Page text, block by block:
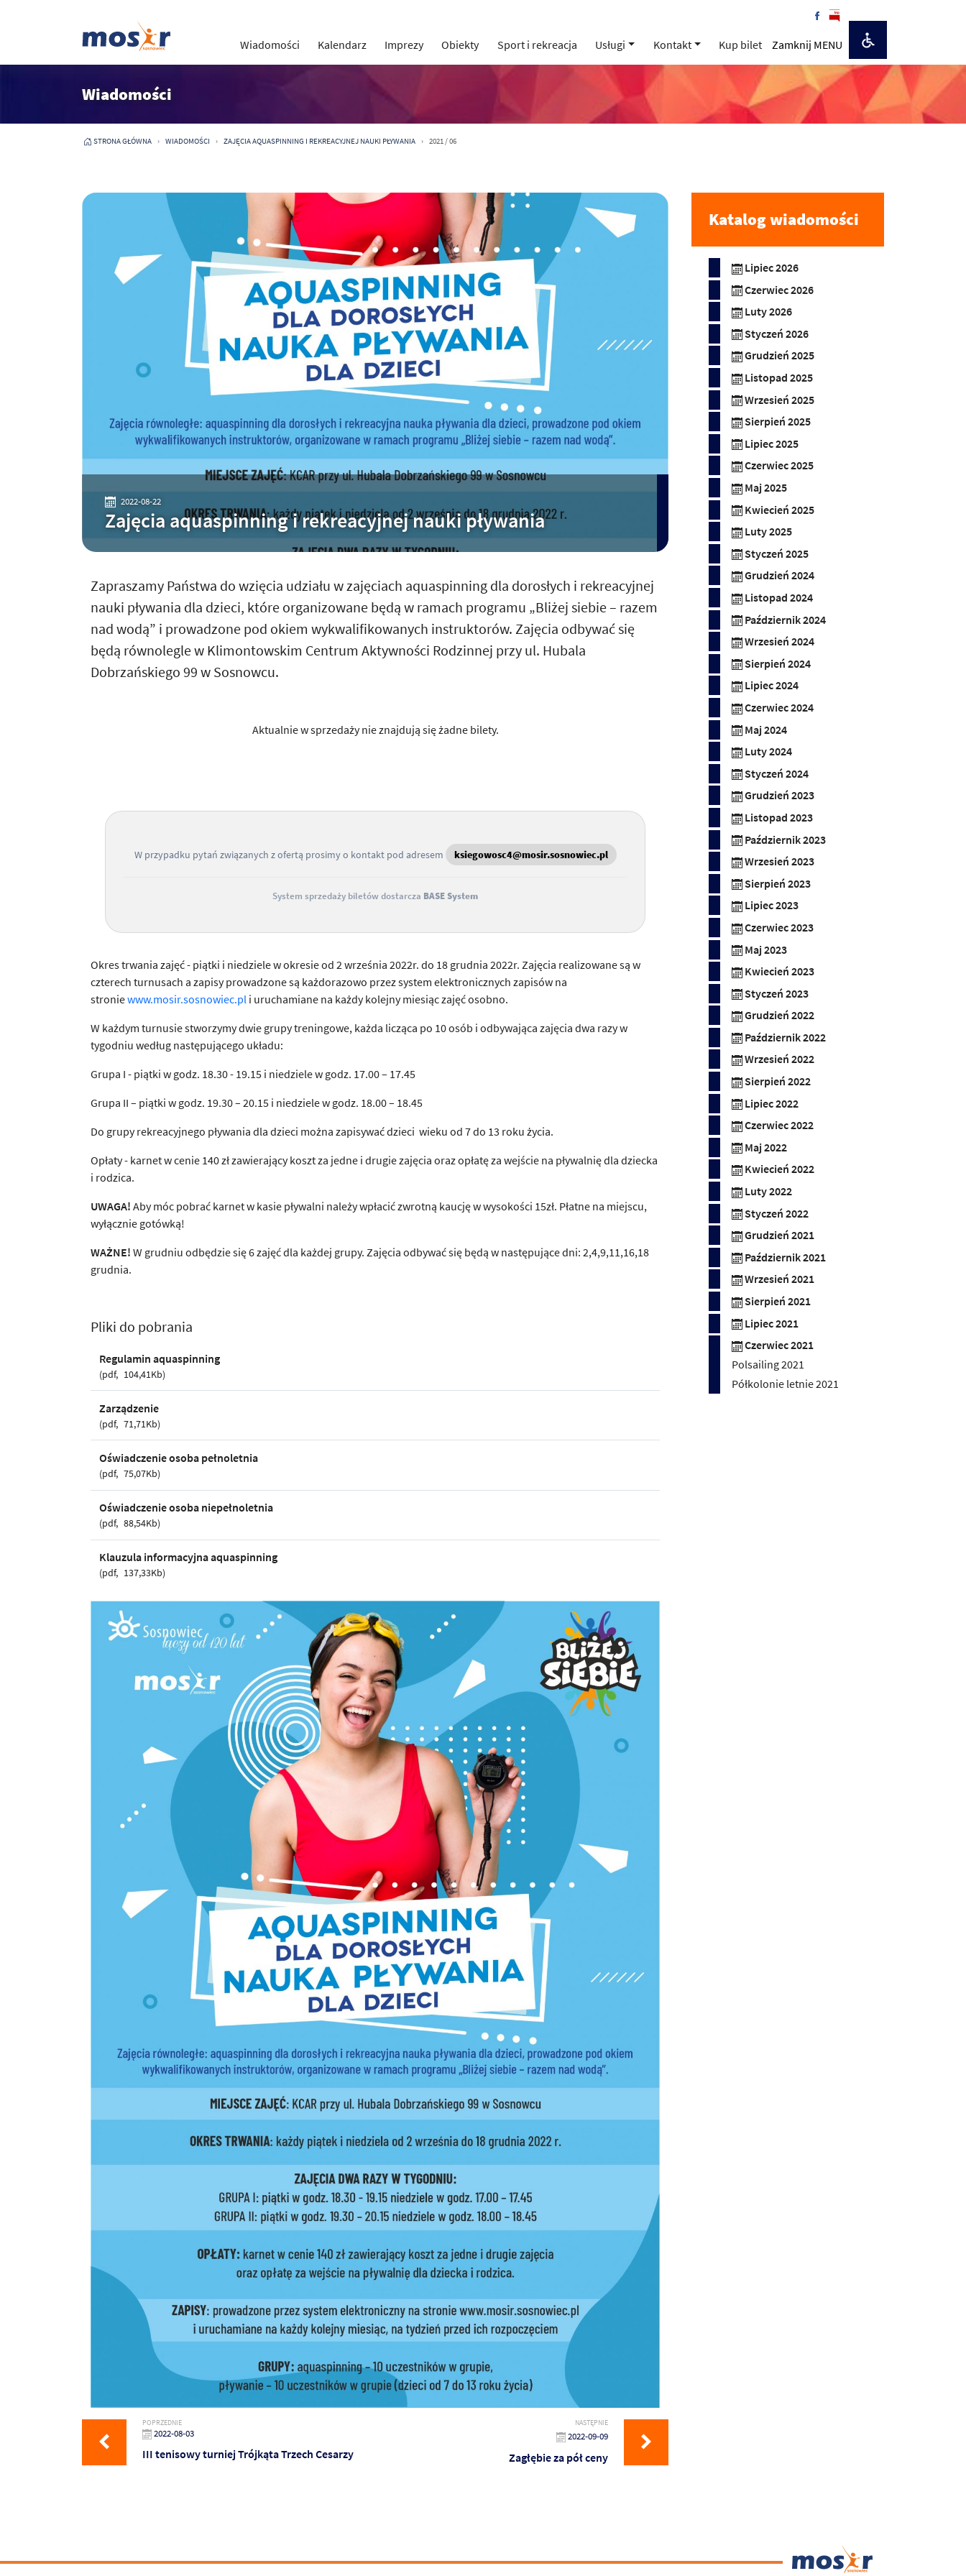
Wiadomości Kalendarz Imprezy Obiekty Sport i rekreacja Usługi Kontakt Kup bilet Zamknij MENU
Wiadomości
STRONA GŁÓWNA WIADOMOŚCI ZAJĘCIA AQUASPINNING I REKREACYJNEJ NAUKI PŁYWANIA 2021 / 06
2022-08-22
Zajęcia aquaspinning i rekreacyjnej nauki pływania
Zapraszamy Państwa do wzięcia udziału w zajęciach aquaspinning dla dorosłych i rekreacyjnej
nauki pływania dla dzieci, które organizowane będą w ramach programu „Bliżej siebie – razem
nad wodą” i prowadzone pod okiem wykwalifikowanych instruktorów. Zajęcia odbywać się
będą równolegle w Klimontowskim Centrum Aktywności Rodzinnej przy ul. Hubala
Dobrzańskiego 99 w Sosnowcu.
Aktualnie w sprzedaży nie znajdują się żadne bilety.
W przypadku pytań związanych z ofertą prosimy o kontakt pod adresem ksiegowosc4@mosir.sosnowiec.pl
System sprzedaży biletów dostarcza BASE System
Okres trwania zajęć - piątki i niedziele w okresie od 2 września 2022r. do 18 grudnia 2022r. Zajęcia realizowane są w
czterech turnusach a zapisy prowadzone są każdorazowo przez system elektronicznych zapisów na
stroniewww.mosir.sosnowiec.pl i uruchamiane na każdy kolejny miesiąc zajęć osobno.
W każdym turnusie stworzymy dwie grupy treningowe, każda licząca po 10 osób i odbywająca zajęcia dwa razy w
tygodniu według następującego układu:
Grupa I - piątki w godz. 18.30 - 19.15 i niedziele w godz. 17.00 – 17.45
Grupa II – piątki w godz. 19.30 – 20.15 i niedziele w godz. 18.00 – 18.45
Do grupy rekreacyjnego pływania dla dzieci można zapisywać dzieci wieku od 7 do 13 roku życia.
Opłaty - karnet w cenie 140 zł zawierający koszt za jedne i drugie zajęcia oraz opłatę za wejście na pływalnię dla dziecka
i rodzica.
UWAGA! Aby móc pobrać karnet w kasie pływalni należy wpłacić zwrotną kaucję w wysokości 15zł. Płatne na miejscu,
wyłącznie gotówką!
WAŻNE! W grudniu odbędzie się 6 zajęć dla każdej grupy. Zajęcia odbywać się będą w następujące dni: 2,4,9,11,16,18
grudnia.
Pliki do pobrania
Regulamin aquaspinning
pdf 104,41Kb
Zarządzenie
pdf 71,71Kb
Oświadczenie osoba pełnoletnia
pdf 75,07Kb
Oświadczenie osoba niepełnoletnia
pdf 88,54Kb
Klauzula informacyjna aquaspinning
pdf 137,33Kb
POPRZEDNIE
2022-08-03
III tenisowy turniej Trójkąta Trzech Cesarzy
NASTĘPNIE
2022-09-09
Zagłębie za pół ceny
Katalog wiadomości
Lipiec 2026
Czerwiec 2026
Luty 2026
Styczeń 2026
Grudzień 2025
Listopad 2025
Wrzesień 2025
Sierpień 2025
Lipiec 2025
Czerwiec 2025
Maj 2025
Kwiecień 2025
Luty 2025
Styczeń 2025
Grudzień 2024
Listopad 2024
Październik 2024
Wrzesień 2024
Sierpień 2024
Lipiec 2024
Czerwiec 2024
Maj 2024
Luty 2024
Styczeń 2024
Grudzień 2023
Listopad 2023
Październik 2023
Wrzesień 2023
Sierpień 2023
Lipiec 2023
Czerwiec 2023
Maj 2023
Kwiecień 2023
Styczeń 2023
Grudzień 2022
Październik 2022
Wrzesień 2022
Sierpień 2022
Lipiec 2022
Czerwiec 2022
Maj 2022
Kwiecień 2022
Luty 2022
Styczeń 2022
Grudzień 2021
Październik 2021
Wrzesień 2021
Sierpień 2021
Lipiec 2021
Czerwiec 2021
Polsailing 2021
Półkolonie letnie 2021